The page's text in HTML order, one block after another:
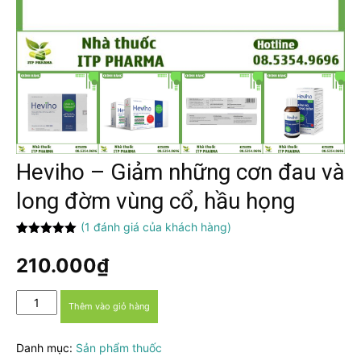
Heviho – Giảm những cơn đau và
long đờm vùng cổ, hầu họng
dựa trên
đánh giá
(1 đánh giá của khách hàng)
210.000₫
Heviho
-
những
Thêm vào giỏ hàng
Danh mục: Sản phẩm thuốc